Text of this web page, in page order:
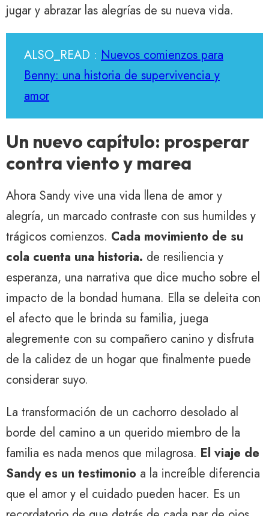
jugar y abrazar las alegrías de su nueva vida.
ALSO_READ : Nuevos comienzos para
Benny: una historia de supervivencia y
amor
Un nuevo capítulo: prosperar
contra viento y marea
Ahora Sandy vive una vida llena de amor y
alegría, un marcado contraste con sus humildes y
trágicos comienzos. Cada movimiento de su
cola cuenta una historia. de resiliencia y
esperanza, una narrativa que dice mucho sobre el
impacto de la bondad humana. Ella se deleita con
el afecto que le brinda su familia, juega
alegremente con su compañero canino y disfruta
de la calidez de un hogar que finalmente puede
considerar suyo.
La transformación de un cachorro desolado al
borde del camino a un querido miembro de la
familia es nada menos que milagrosa. El viaje de
Sandy es un testimonio a la increíble diferencia
que el amor y el cuidado pueden hacer. Es un